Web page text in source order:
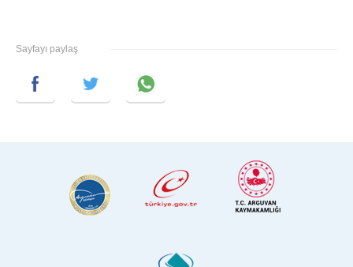
Sayfayı paylaş